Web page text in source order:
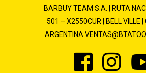
BARBUY TEAM S.A. | RUTA
501 – X2550CUR | BELL VILLE |
ARGENTINA